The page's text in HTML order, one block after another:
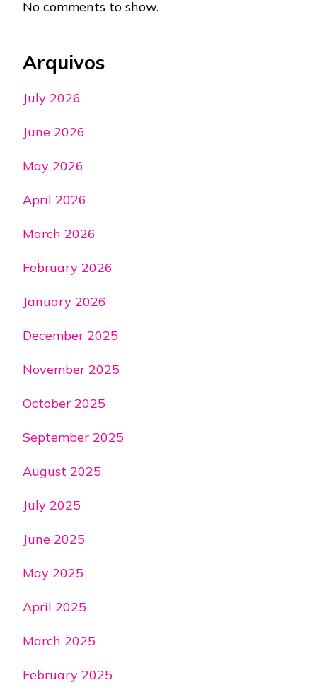
No comments to show.
Arquivos
July 2026
June 2026
May 2026
April 2026
March 2026
February 2026
January 2026
December 2025
November 2025
October 2025
September 2025
August 2025
July 2025
June 2025
May 2025
April 2025
March 2025
February 2025